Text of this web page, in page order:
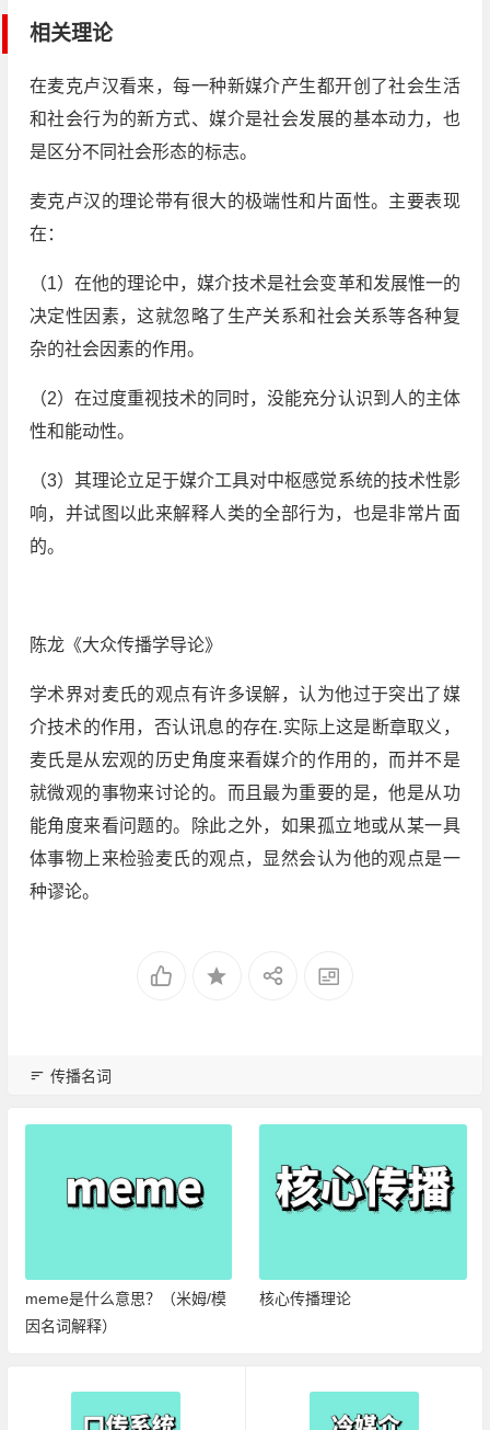
相关理论
在麦克卢汉看来，每一种新媒介产生都开创了社会生活
和社会行为的新方式、媒介是社会发展的基本动力，也
是区分不同社会形态的标志。
麦克卢汉的理论带有很大的极端性和片面性。主要表现
在：
（1）在他的理论中，媒介技术是社会变革和发展惟一的
决定性因素，这就忽略了生产关系和社会关系等各种复
杂的社会因素的作用。
（2）在过度重视技术的同时，没能充分认识到人的主体
性和能动性。
（3）其理论立足于媒介工具对中枢感觉系统的技术性影
响，并试图以此来解释人类的全部行为，也是非常片面
的。
陈龙《大众传播学导论》
学术界对麦氏的观点有许多误解，认为他过于突出了媒
介技术的作用，否认讯息的存在.实际上这是断章取义，
麦氏是从宏观的历史角度来看媒介的作用的，而并不是
就微观的事物来讨论的。而且最为重要的是，他是从功
能角度来看问题的。除此之外，如果孤立地或从某一具
体事物上来检验麦氏的观点，显然会认为他的观点是一
种谬论。
传播名词
meme是什么意思？（米姆/模
因名词解释）
核心传播理论